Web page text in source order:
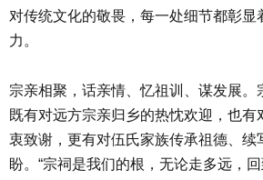
对传统文化的敬畏，每一处细节都彰显
力。
宗亲相聚，话亲情、忆祖训、谋发展。
既有对远方宗亲归乡的热忱欢迎，也有
衷致谢，更有对伍氏家族传承祖德、续
盼。“宗祠是我们的根，无论走多远，